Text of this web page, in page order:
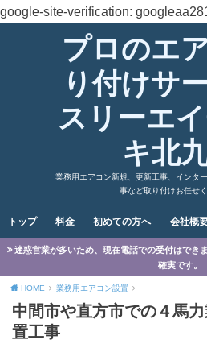
google-site-verification:
プロのエ
り付けサ
スリーエ
キ北
業務用エアコン新規、更新工事、インタ
事など取り付けお任せく
トップ 料金 初めての方へ 会社概
迷惑営業が多いため、現在電話での受付はでき
確実です。
HOME 業務用エアコン設置
中間市や直方市での４馬
置工事